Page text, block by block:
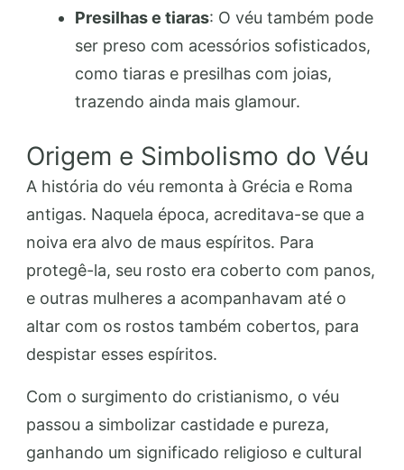
Presilhas e tiaras: O véu também pode
ser preso com acessórios sofisticados,
como tiaras e presilhas com joias,
trazendo ainda mais glamour.
Origem e Simbolismo do Véu
A história do véu remonta à Grécia e Roma
antigas. Naquela época, acreditava-se que a
noiva era alvo de maus espíritos. Para
protegê-la, seu rosto era coberto com panos,
e outras mulheres a acompanhavam até o
altar com os rostos também cobertos, para
despistar esses espíritos.
Com o surgimento do cristianismo, o véu
passou a simbolizar castidade e pureza,
ganhando um significado religioso e cultural